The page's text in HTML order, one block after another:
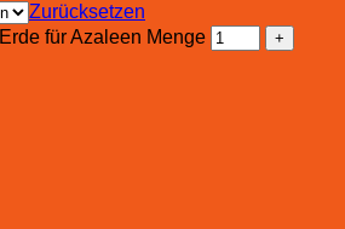
Zurücksetzen
für Azaleen Menge